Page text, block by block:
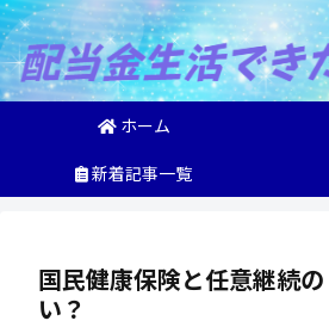
ホーム
新着記事一覧
国民健康保険と任意継続
い？